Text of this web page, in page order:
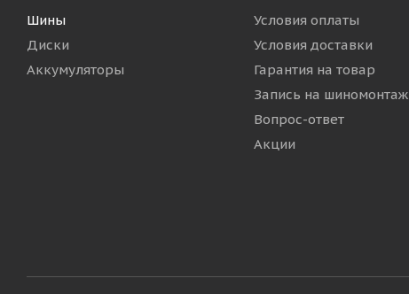
Шины
Диски
Аккумуляторы
Условия оплаты
Условия доставки
Гарантия на товар
Запись на шиномонтаж
Вопрос-ответ
Акции